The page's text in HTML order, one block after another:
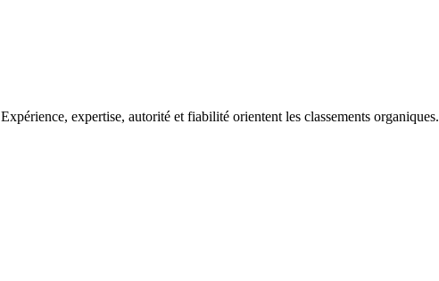
Expérience, expertise, autorité et fiabilité orientent les classements organiques.